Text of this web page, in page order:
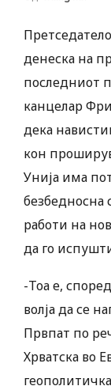
денеска на
последниот
канцелар
дека
кон
Унија има
безбедносна
работи на
да го
-Тоа е,
волја да се
Првпат по
Хрватска во